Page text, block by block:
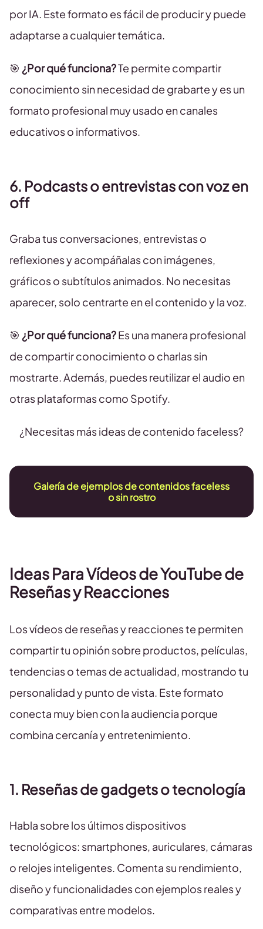
por IA. Este formato es fácil de producir y puede
adaptarse a cualquier temática.
🎯 ¿Por qué funciona?Te permite compartir
conocimiento sin necesidad de grabarte y es un
formato profesional muy usado en canales
educativos o informativos.
6. Podcasts o entrevistas con voz en
off
Graba tus conversaciones, entrevistas o
reflexiones y acompáñalas con imágenes,
gráficos o subtítulos animados. No necesitas
aparecer, solo centrarte en el contenido y la voz.
🎯 ¿Por qué funciona?Es una manera profesional
de compartir conocimiento o charlas sin
mostrarte. Además, puedes reutilizar el audio en
otras plataformas como Spotify.
¿Necesitas más ideas de contenido faceless?
Galería de ejemplos de contenidos faceless
o sin rostro
Ideas Para Vídeos de YouTube de
Reseñas y Reacciones
Los vídeos de reseñas y reacciones te permiten
compartir tu opinión sobre productos, películas,
tendencias o temas de actualidad, mostrando tu
personalidad y punto de vista. Este formato
conecta muy bien con la audiencia porque
combina cercanía y entretenimiento.
1. Reseñas de gadgets o tecnología
Habla sobre los últimos dispositivos
tecnológicos: smartphones, auriculares, cámaras
o relojes inteligentes. Comenta su rendimiento,
diseño y funcionalidades con ejemplos reales y
comparativas entre modelos.